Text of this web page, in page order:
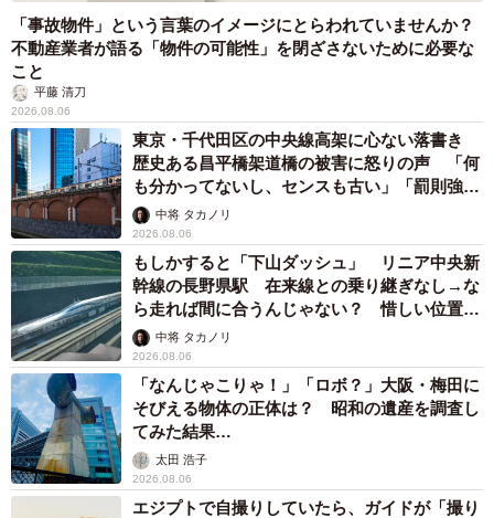
「事故物件」という言葉のイメージにとらわれていませんか？
不動産業者が語る「物件の可能性」を閉ざさないために必要な
こと
平藤 清刀
2026.08.06
東京・千代田区の中央線高架に心ない落書き
歴史ある昌平橋架道橋の被害に怒りの声 「何
も分かってないし、センスも古い」「罰則強化
して」中将 タカノリ
2026.08.06
もしかすると「下山ダッシュ」 リニア中央新
幹線の長野県駅 在来線との乗り継ぎなし→な
ら走れば間に合うんじゃない？ 惜しい位置関
係が反響
中将 タカノリ
2026.08.06
「なんじゃこりゃ！」「ロボ？」大阪・梅田に
そびえる物体の正体は？ 昭和の遺産を調査し
てみた結果…
太田 浩子
2026.08.06
エジプトで自撮りしていたら、ガイドが「撮り